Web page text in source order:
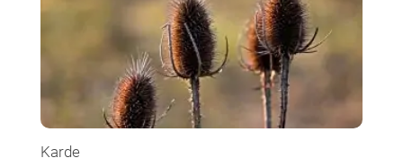
Karde